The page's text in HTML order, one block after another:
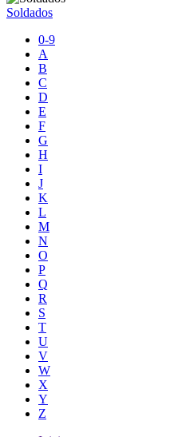
Soldados
0-9
A
B
C
D
E
F
G
H
I
J
K
L
M
N
O
P
Q
R
S
T
U
V
W
X
Y
Z